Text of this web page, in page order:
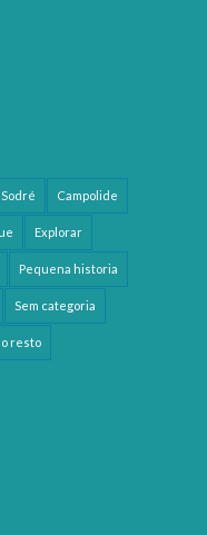
Campolide
Explorar
Pequena historia
Sem categoria
resto